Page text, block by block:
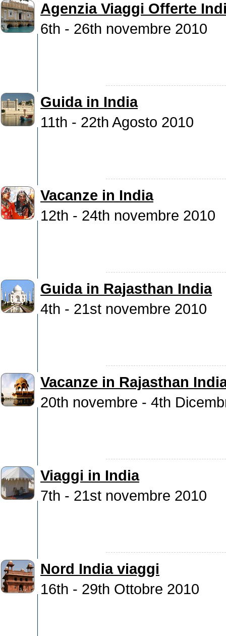
Agenzia Viaggi Offerte
6th - 26th novembre 2010
Guida in India
11th - 22th Agosto 2010
Vacanze in India
12th - 24th novembre 2010
Guida in Rajasthan India
4th - 21st novembre 2010
Vacanze in Rajasthan
20th novembre - 4th
Viaggi in India
7th - 21st novembre 2010
Nord India viaggi
16th - 29th Ottobre 2010